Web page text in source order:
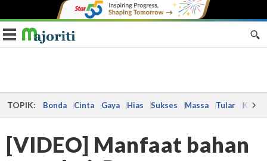
Toggle navigation
TOPIK: Bonda Cinta Gaya Hias Sukses Massa Tular Kes
[VIDEO] Manfaat bahan